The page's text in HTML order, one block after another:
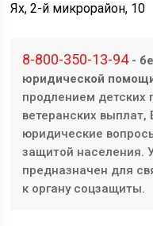
Ях, 2-й микрорайон, 10
8-800-350-13-94-
юридической
продлением детских
ветеранских
юридические
защитой населения.
предназначен для
к органу соцзащиты.